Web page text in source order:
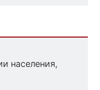
населения,